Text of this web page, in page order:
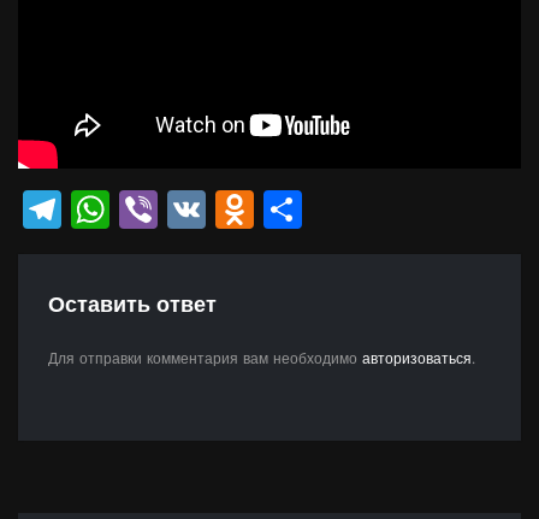
Telegram
WhatsApp
Viber
VK Odnoklassniki
Оставить ответ
Для отправки комментария вам необходимо авторизоваться.